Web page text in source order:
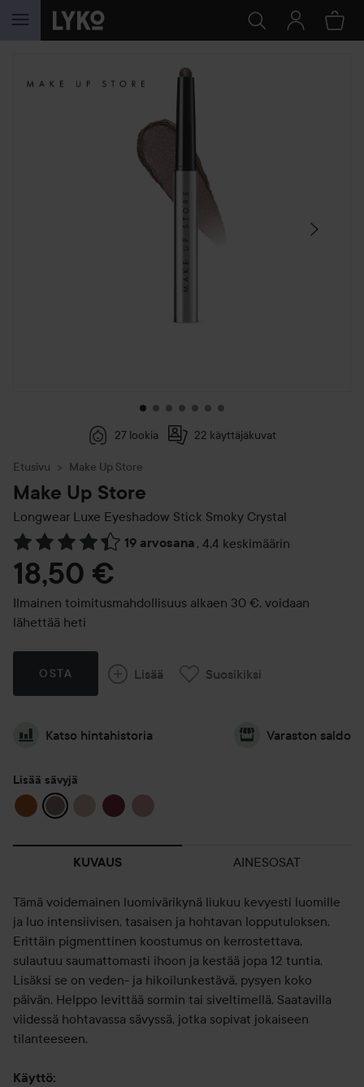
SIIRTYÄ JHK SISÄLTÖÖN
27 lookia 22 käyttäjäkuvat
Etusivu Make Up Store
Make Up Store
Longwear Luxe Eyeshadow Stick Smoky Crystal
19 arvosana , 4.4 keskimäärin
Siirtyä jhk Arvosana & kommentit
18,50 €
Ilmainen toimitusmahdollisuus alkaen 30 €, voidaan
lähettää heti
OSTA Lisää Suosikiksi
Katso hintahistoria Varaston saldo
Lisää sävyjä
KUVAUS AINESOSAT
Tämä voidemainen luomivärikynä liukuu kevyesti luomille
ja luo intensiivisen, tasaisen ja hohtavan lopputuloksen.
Erittäin pigmenttinen koostumus on kerrostettava,
sulautuu saumattomasti ihoon ja kestää jopa 12 tuntia.
Lisäksi se on veden- ja hikoilunkestävä, pysyen koko
päivän. Helppo levittää sormin tai siveltimellä. Saatavilla
viidessä hohtavassa sävyssä, jotka sopivat jokaiseen
tilanteeseen.
Käyttö: